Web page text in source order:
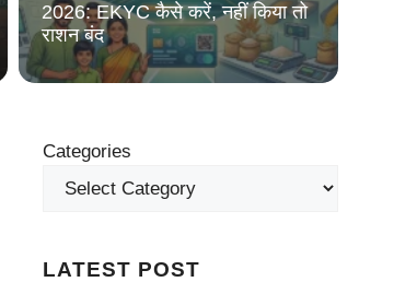
2026: EKYC कैसे करें, नहीं किया तो
राशन बंद
Categories
LATEST POST